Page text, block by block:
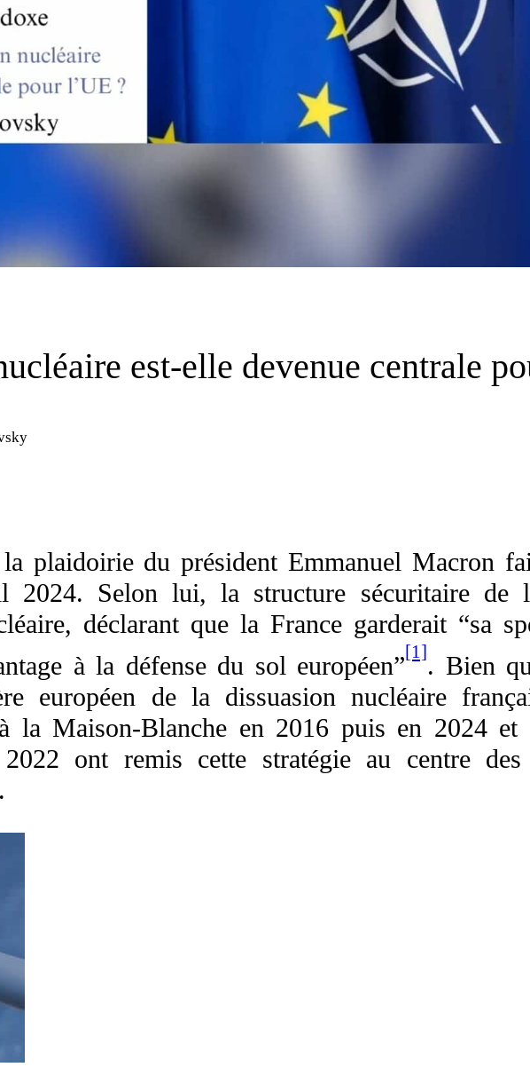
est-elle devenue centrale
plaidoirie du président Emmanuel Macron
2024. Selon lui, la structure sécuritaire de
déclarant que la France garderait “sa
à la défense du sol européen”
[1]
. Bien
européen de la dissuasion nucléaire
la Maison-Blanche en 2016 puis en 2024 et
ont remis cette stratégie au centre des